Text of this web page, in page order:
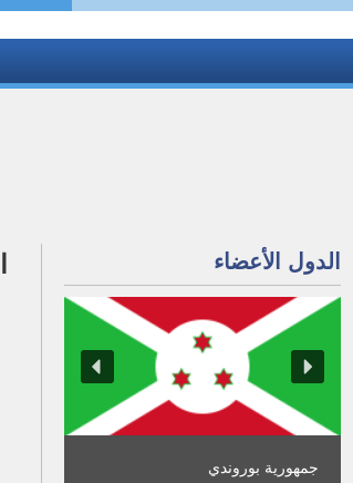
الدول الأعضاء
جمهورية بوروندي